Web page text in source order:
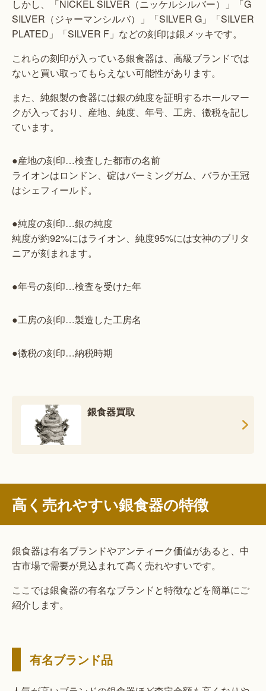
しかし、「NICKEL SILVER（ニッケルシルバー）」「G
SILVER（ジャーマンシルバ）」「SILVER G」「SILVER
PLATED」「SILVER F」などの刻印は銀メッキです。
これらの刻印が入っている銀食器は、高級ブランドでは
ないと買い取ってもらえない可能性があります。
また、純銀製の食器には銀の純度を証明するホールマー
クが入っており、産地、純度、年号、工房、徴税を記し
ています。
●産地の刻印…検査した都市の名前
ライオンはロンドン、碇はバーミングガム、バラか王冠
はシェフィールド。
●純度の刻印…銀の純度
純度が約92%にはライオン、純度95%には女神のブリタ
ニアが刻まれます。
●年号の刻印…検査を受けた年
●工房の刻印…製造した工房名
●徴税の刻印…納税時期
銀食器買取
高く売れやすい銀食器の特徴
銀食器は有名ブランドやアンティーク価値があると、中
古市場で需要が見込まれて高く売れやすいです。
ここでは銀食器の有名なブランドと特徴などを簡単にご
紹介します。
有名ブランド品